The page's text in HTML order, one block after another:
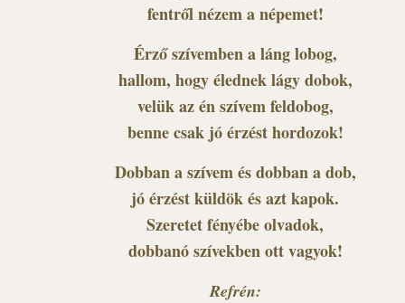
fentről nézem a népemet!
Érző szívemben a láng lobog,
hallom, hogy élednek lágy dobok,
velük az én szívem feldobog,
benne csak jó érzést hordozok!
Dobban a szívem és dobban a dob,
jó érzést küldök és azt kapok.
Szeretet fényébe olvadok,
dobbanó szívekben ott vagyok!
Refrén: